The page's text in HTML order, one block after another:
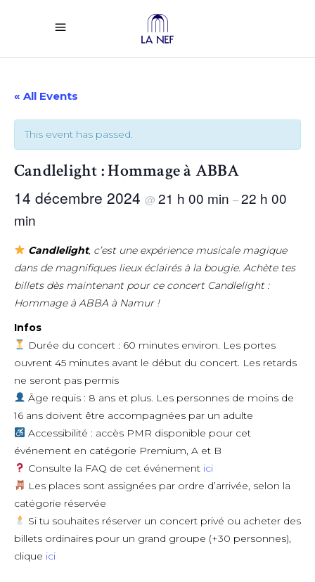
« All Events
This event has passed.
Candlelight : Hommage à ABBA
14 décembre 2024 @ 21 h 00 min –22 h 00
min
Candlelight, c’est une expérience musicale magique
dans de magnifiques lieux éclairés à la bougie. Achète tes
billets dès maintenant pour ce concert Candlelight :
Hommage à ABBA à Namur !
Infos
Durée du concert : 60 minutes environ. Les portes
ouvrent 45 minutes avant le début du concert. Les retards
ne seront pas permis
Âge requis : 8 ans et plus. Les personnes de moins de
16 ans doivent être accompagnées par un adulte
Accessibilité : accès PMR disponible pour cet
événement en catégorie Premium, A et B
Consulte la FAQ de cet événement ici
Les places sont assignées par ordre d’arrivée, selon la
catégorie réservée
Si tu souhaites réserver un concert privé ou acheter des
billets ordinaires pour un grand groupe (+30 personnes),
clique ici